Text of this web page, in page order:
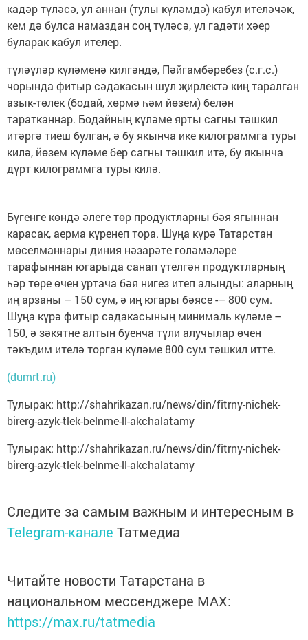
кадәр түләсә, ул аннан (тулы күләмдә) кабул ителәчәк,
кем дә булса намаздан соң түләсә, ул гадәти хәер
буларак кабул ителер.
түләүләр күләменә килгәндә, Пәйгамбәребез (с.г.с.)
чорында фитыр сәдакасын шул җирлектә киң таралган
азык-төлек (бодай, хөрмә һәм йөзем) белән
таратканнар. Бодайның күләме ярты сагны тәшкил
итәргә тиеш булган, ә бу якынча ике килограммга туры
килә, йөзем күләме бер сагны тәшкил итә, бу якынча
дүрт килограммга туры килә.
Бүгенге көндә әлеге төр продуктларны бәя ягыннан
карасак, аерма күренеп тора. Шуңа күрә Татарстан
мөселманнары диния нәзарәте голәмәләре
тарафыннан югарыда санап үтелгән продуктларның
һәр төре өчен уртача бәя нигез итеп алынды: аларның
иң арзаны – 150 сум, ә иң югары бәясе -– 800 сум.
Шуңа күрә фитыр сәдакасының минималь күләме –
150, ә зәкятне алтын буенча түли алучылар өчен
тәкъдим ителә торган күләме 800 сум тәшкил итте.
(dumrt.ru)
Тулырак: http://shahrikazan.ru/news/din/fitrny-nichek-
birerg-azyk-tlek-belnme-ll-akchalatamy
Тулырак: http://shahrikazan.ru/news/din/fitrny-nichek-
birerg-azyk-tlek-belnme-ll-akchalatamy
Следите за самым важным и интересным в
Telegram-канале Татмедиа
Читайте новости Татарстана в
национальном мессенджере MАХ:
https://max.ru/tatmedia